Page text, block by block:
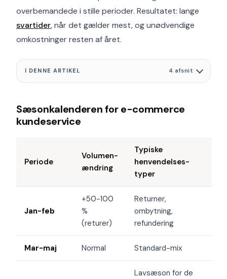
overbemandede i stille perioder. Resultatet: lange
svartider, når det gælder mest, og unødvendige
omkostninger resten af året.
I DENNE ARTIKEL 4 afsnit
Sæsonkalenderen for e-commerce
kundeservice
Periode
Volumen-
ændring
Typiske
henvendelses­
typer
Jan-feb
+50-100
%
(returer)
Returner,
ombytning,
refundering
Mar-maj Normal Standard-mix
Lavsæson for de